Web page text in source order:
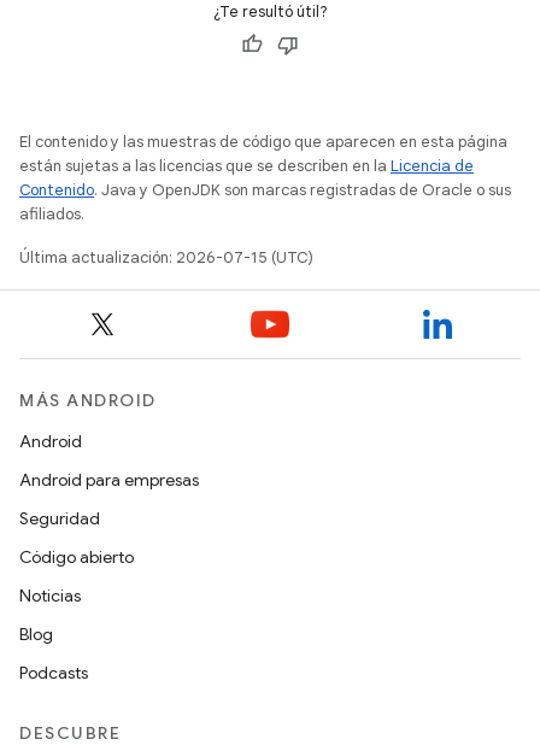
¿Te resultó útil?
El contenido y las muestras de código que aparecen en esta página
están sujetas a las licencias que se describen en la Licencia de
Contenido. Java y OpenJDK son marcas registradas de Oracle o sus
afiliados.
Última actualización: 2026-07-15 (UTC)
MÁS ANDROID
Android
Android para empresas
Seguridad
Código abierto
Noticias
Blog
Podcasts
DESCUBRE